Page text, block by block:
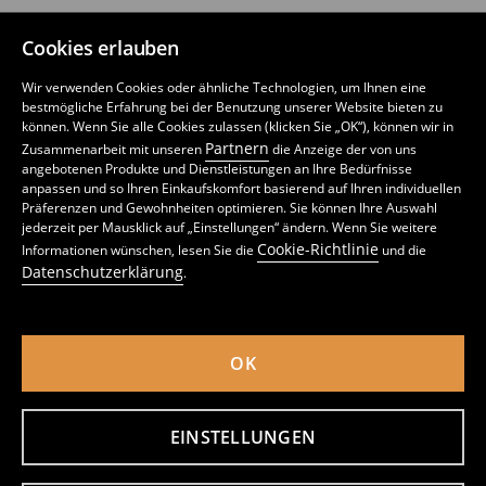
Cookies erlauben
Wir verwenden Cookies oder ähnliche Technologien, um Ihnen eine
bestmögliche Erfahrung bei der Benutzung unserer Website bieten zu
können. Wenn Sie alle Cookies zulassen (klicken Sie „OK“), können wir in
Zusammenarbeit mit unseren Partnern die Anzeige der von uns
angebotenen Produkte und Dienstleistungen an Ihre Bedürfnisse
anpassen und so Ihren Einkaufskomfort basierend auf Ihren individuellen
Präferenzen und Gewohnheiten optimieren. Sie können Ihre Auswahl
jederzeit per Mausklick auf „Einstellungen“ ändern. Wenn Sie weitere
Informationen wünschen, lesen Sie die Cookie-Richtlinie und die
Datenschutzerklärung.
EINSTELLUNGEN
OK
schicken Modellen für Longdrinks ist alles dabei. Darüber hinaus
Sets, sondern auch viele der besonderen Modelle.
Tipp: Die perfekte Ergänzung für unser Glassortiment bieten
passendeKaraffen, schöneTabletts,Accessoires und
GadgetswieUntersetzer, Strohhalme und Flaschenöffner.
Für jeden Haushalt und jeden Geschmack
Ob Großfamilie, Single-Haushalt oder WG-Küche – bei Sinsay
findest du funktionale Lösungen für deinen Alltag – auch wenn
ein Glas soll im besten Fall nicht nur voller Geschmack, sondern
auch geschmackvoll sein. Modern, Vintage oder Boho – die
Modell zu finden, das zu deinem Lebensstil passt.
Akzente setzen mit unterschiedlichen Designs
FOLGE UNS BEI
APP HERUNTERLADEN
Cookie Einstellungen Cookie-Richtlinie
Liste von Cookies Liste von vertrauenswürdigen Partnern